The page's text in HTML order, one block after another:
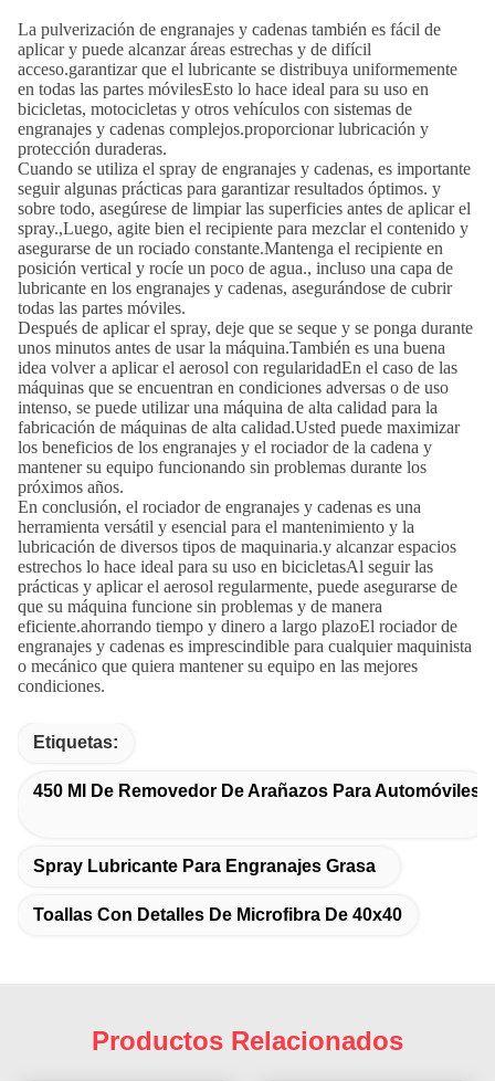
La pulverización de engranajes y cadenas también es fácil de
aplicar y puede alcanzar áreas estrechas y de difícil
acceso.garantizar que el lubricante se distribuya uniformemente
en todas las partes móvilesEsto lo hace ideal para su uso en
bicicletas, motocicletas y otros vehículos con sistemas de
engranajes y cadenas complejos.proporcionar lubricación y
protección duraderas.
Cuando se utiliza el spray de engranajes y cadenas, es importante
seguir algunas prácticas para garantizar resultados óptimos. y
sobre todo, asegúrese de limpiar las superficies antes de aplicar el
spray.,Luego, agite bien el recipiente para mezclar el contenido y
asegurarse de un rociado constante.Mantenga el recipiente en
posición vertical y rocíe un poco de agua., incluso una capa de
lubricante en los engranajes y cadenas, asegurándose de cubrir
todas las partes móviles.
Después de aplicar el spray, deje que se seque y se ponga durante
unos minutos antes de usar la máquina.También es una buena
idea volver a aplicar el aerosol con regularidadEn el caso de las
máquinas que se encuentran en condiciones adversas o de uso
intenso, se puede utilizar una máquina de alta calidad para la
fabricación de máquinas de alta calidad.Usted puede maximizar
los beneficios de los engranajes y el rociador de la cadena y
mantener su equipo funcionando sin problemas durante los
próximos años.
En conclusión, el rociador de engranajes y cadenas es una
herramienta versátil y esencial para el mantenimiento y la
lubricación de diversos tipos de maquinaria.y alcanzar espacios
estrechos lo hace ideal para su uso en bicicletasAl seguir las
prácticas y aplicar el aerosol regularmente, puede asegurarse de
que su máquina funcione sin problemas y de manera
eficiente.ahorrando tiempo y dinero a largo plazoEl rociador de
engranajes y cadenas es imprescindible para cualquier maquinista
o mecánico que quiera mantener su equipo en las mejores
condiciones.
Etiquetas:
450 Ml De Removedor De Arañazos Para Automóviles
Spray Lubricante Para Engranajes Grasa
Toallas Con Detalles De Microfibra De 40x40
Productos Relacionados